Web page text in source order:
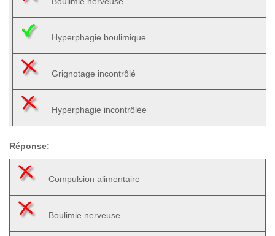
Hyperphagie boulimique
Grignotage incontrôlé
Hyperphagie incontrôlée
Réponse:
Compulsion alimentaire
Boulimie nerveuse